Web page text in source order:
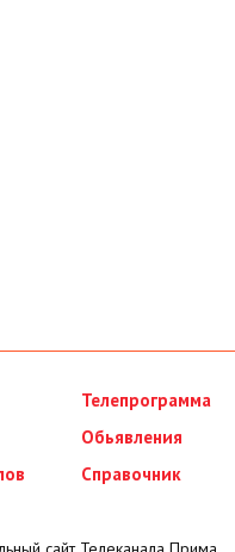
Телепрограмма
Обьявления
Справочник